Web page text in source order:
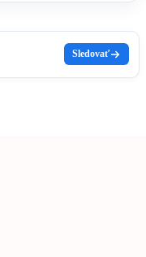
Sledovať